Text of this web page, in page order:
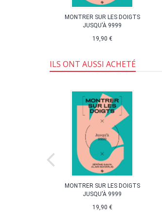
MONTRER SUR LES DOIGTS
JUSQU'À 9999
19,90 €
ILS ONT AUSSI ACHETÉ
MONTRER SUR LES DOIGTS
JUSQU'À 9999
19,90 €